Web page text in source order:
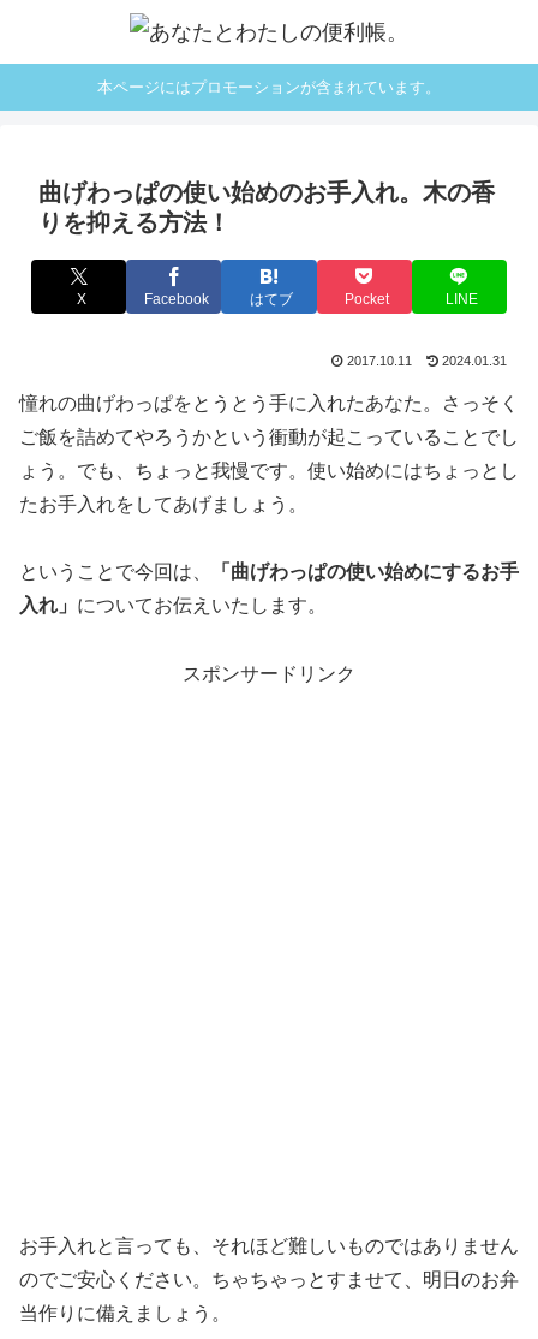
本ページにはプロモーションが含まれています。
曲げわっぱの使い始めのお手入れ。木の香
りを抑える方法！
X Facebook はてブ Pocket LINE
2017.10.11 2024.01.31
憧れの曲げわっぱをとうとう手に入れたあなた。さっそく
ご飯を詰めてやろうかという衝動が起こっていることでし
ょう。でも、ちょっと我慢です。使い始めにはちょっとし
たお手入れをしてあげましょう。
ということで今回は、
「曲げわっぱの使い始めにするお手
入れ」 についてお伝えいたします。
スポンサードリンク
お手入れと言っても、それほど難しいものではありません
のでご安心ください。ちゃちゃっとすませて、明日のお弁
当作りに備えましょう。